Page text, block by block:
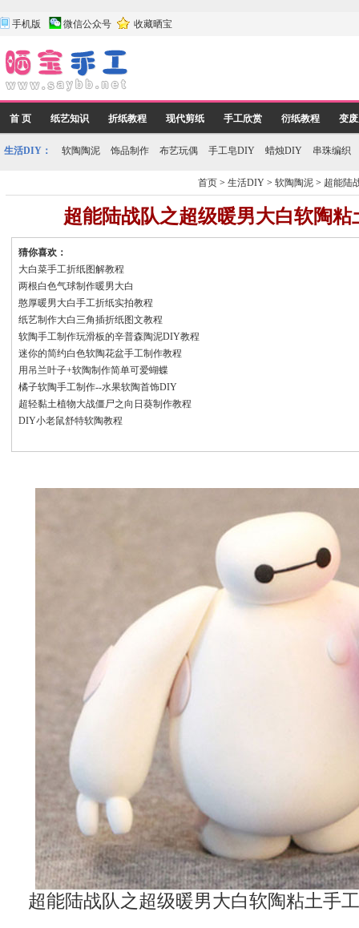
手机版 微信公众号 收藏晒宝
首 页 纸艺知识 折纸教程 现代剪纸 手工欣赏 衍纸教程 变
生活DIY： 软陶陶泥 饰品制作 布艺玩偶 手工皂DIY 蜡烛DIY 串珠编织
首页 >生活DIY >软陶陶泥 > 超能陆
超能陆战队之超级暖男大白软陶粘
猜你喜欢：
大白菜手工折纸图解教程
两根白色气球制作暖男大白
憨厚暖男大白手工折纸实拍教程
纸艺制作大白三角插折纸图文教程
软陶手工制作玩滑板的辛普森陶泥DIY教程
迷你的简约白色软陶花盆手工制作教程
用吊兰叶子+软陶制作简单可爱蝴蝶
橘子软陶手工制作--水果软陶首饰DIY
超轻黏土植物大战僵尸之向日葵制作教程
DIY小老鼠舒特软陶教程
超能陆战队之超级暖男大白软陶粘土手